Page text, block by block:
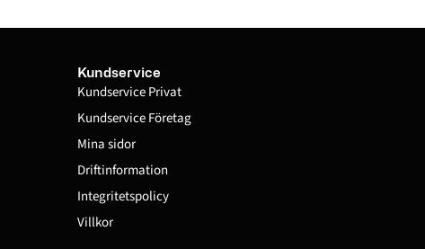
Kundservice
Kundservice Privat
Kundservice Företag
Mina sidor
Driftinformation
Integritetspolicy
Villkor